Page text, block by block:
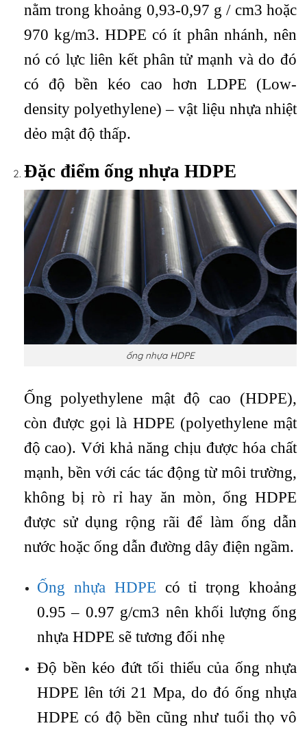
nằm trong khoảng 0,93-0,97 g / cm3 hoặc
970 kg/m3. HDPE có ít phân nhánh, nên
nó có lực liên kết phân tử mạnh và do đó
có độ bền kéo cao hơn LDPE (Low-
density polyethylene) – vật liệu nhựa nhiệt
dẻo mật độ thấp.
Đặc điểm ống nhựa HDPE
ống nhựa HDPE
Ống polyethylene mật độ cao (HDPE),
còn được gọi là HDPE (polyethylene mật
độ cao). Với khả năng chịu được hóa chất
mạnh, bền với các tác động từ môi trường,
không bị rò rỉ hay ăn mòn, ống HDPE
được sử dụng rộng rãi để làm ống dẫn
nước hoặc ống dẫn đường dây điện ngầm.
Ống nhựa HDPE có tỉ trọng khoảng
0.95 – 0.97 g/cm3 nên khối lượng ống
nhựa HDPE sẽ tương đối nhẹ
Độ bền kéo đứt tối thiểu của ống nhựa
HDPE lên tới 21 Mpa, do đó ống nhựa
HDPE có độ bền cũng như tuổi thọ vô